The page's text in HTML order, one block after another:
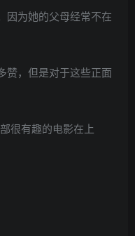
为她的父母经常不在
，但是对于这些正面
很有趣的电影在上